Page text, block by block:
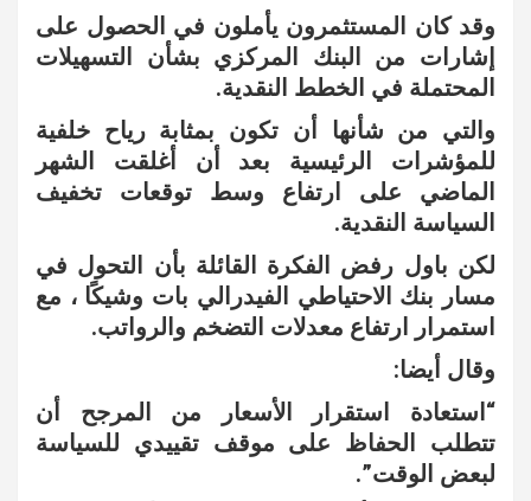
وقد كان المستثمرون يأملون في الحصول على
إشارات من البنك المركزي بشأن التسهيلات
المحتملة في الخطط النقدية.
والتي من شأنها أن تكون بمثابة رياح خلفية
للمؤشرات الرئيسية بعد أن أغلقت الشهر
الماضي على ارتفاع وسط توقعات تخفيف
السياسة النقدية.
لكن باول رفض الفكرة القائلة بأن التحول في
مسار بنك الاحتياطي الفيدرالي بات وشيكًا ، مع
استمرار ارتفاع معدلات التضخم والرواتب.
وقال أيضا:
“استعادة استقرار الأسعار من المرجح أن
تتطلب الحفاظ على موقف تقييدي للسياسة
لبعض الوقت”.